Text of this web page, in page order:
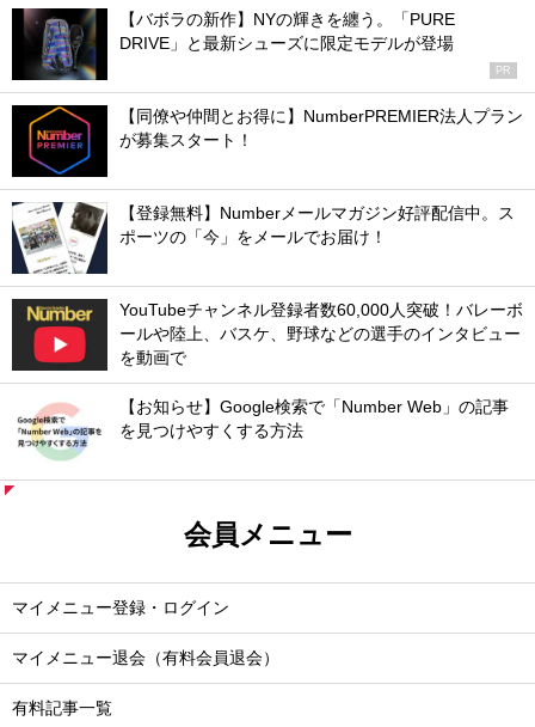
【バボラの新作】NYの輝きを纏う。「PURE
DRIVE」と最新シューズに限定モデルが登場
PR
【同僚や仲間とお得に】NumberPREMIER法人プラン
が募集スタート！
【登録無料】Numberメールマガジン好評配信中。ス
ポーツの「今」をメールでお届け！
YouTubeチャンネル登録者数60,000人突破！バレーボ
ールや陸上、バスケ、野球などの選手のインタビュー
を動画で
【お知らせ】Google検索で「Number Web」の記事
を見つけやすくする方法
会員メニュー
マイメニュー登録・ログイン
マイメニュー退会（有料会員退会）
有料記事一覧